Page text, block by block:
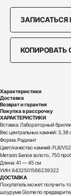
ЗАПИСАТЬСЯ
КОПИРОВАТЬ
Характеристики
Доставка
Возврат и гарантия
Покупка в рассрочку
ХАРАКТЕРИСТИКИ
Вставка: Лабораторный
Вес центральных камней: 3,38
Форма: Радиант
Цвет/качество камней: FLB/VS2
Металл: Белое золото, 750
Длина: 41 — 45 см
УИН: 6432501566239322
ДОСТАВКА
Покупатель может получить
шоуруме Giome по